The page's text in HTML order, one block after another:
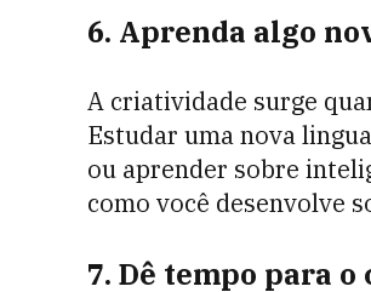
6. Aprenda algo
A criatividade surge
Estudar uma nova
ou aprender sobre
como você desenvolve
7. Dê tempo para